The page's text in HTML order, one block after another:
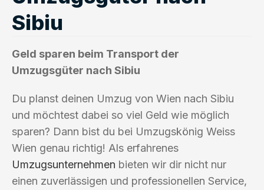
Sibiu
Geld sparen beim Transport der
Umzugsgüter nach Sibiu
Du planst deinen Umzug von Wien nach Sibiu
und möchtest dabei so viel Geld wie möglich
sparen? Dann bist du bei Umzugskönig Weiss
Wien genau richtig! Als erfahrenes
Umzugsunternehmen bieten wir dir nicht nur
einen zuverlässigen und professionellen Service,